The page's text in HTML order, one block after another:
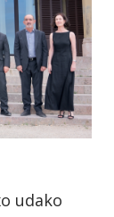
udako